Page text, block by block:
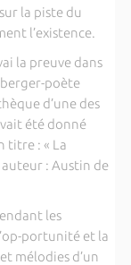
la piste du
l’existence.
la preuve dans
poète
d’une des
été donné
titre : « La
auteur : Austin de
les
portunité et la
mélodies d’un